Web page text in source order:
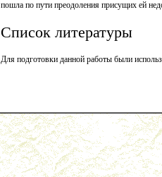
пошла по пути преодоления присущих ей
Список литературы
Для подготовки данной работы были